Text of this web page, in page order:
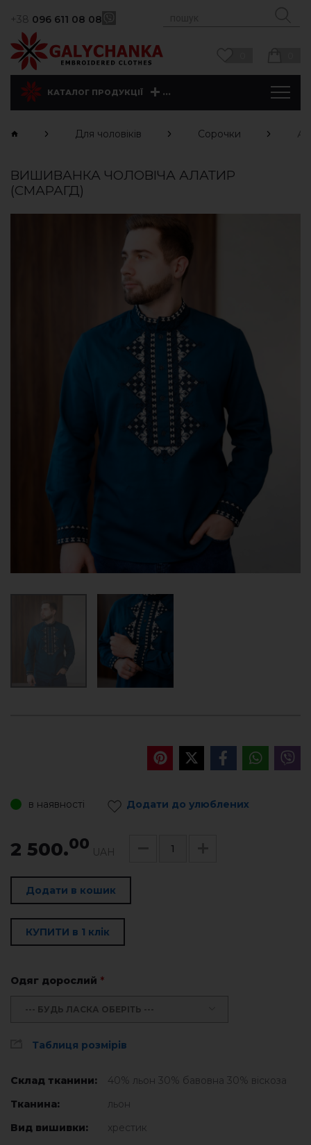
+38 096 611 08 08
КАТАЛОГ ПРОДУКЦІЇ ...
Для чоловіків Сорочки
ВИШИВАНКА ЧОЛОВІЧА АЛАТИР
(СМАРАГД)
в наявності Додати до улюблених
2 500.00 UAH
Додати в кошик
КУПИТИ в 1 клік
Одяг дорослий *
--- БУДЬ ЛАСКА ОБЕРІТЬ ---
Таблиця розмірів
Склад тканини:
40% льон 30% бавовна 30% віскоза
Тканина:
льон
Вид вишивки:
хрестик